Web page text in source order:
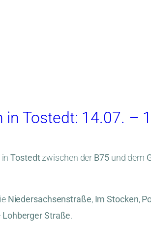
Tostedt: 14.07. –
inTostedtzwischen der B75und dem
Niedersachsenstraße, Im Stocken,
Lohberger Straße.